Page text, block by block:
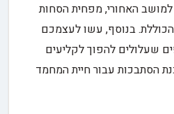
האחורי, מפחית הסחות
בנוסף, עשו לעצמכם
שעלולים להפוך לקליעים
הסתבכות עבור חיית המחמד